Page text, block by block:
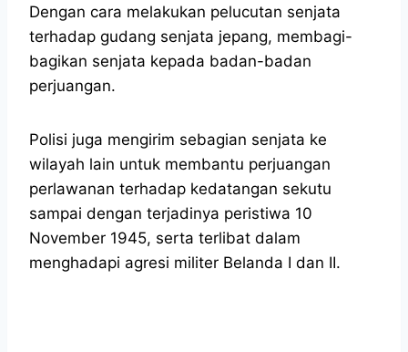
Dengan cara melakukan pelucutan senjata
terhadap gudang senjata jepang, membagi-
bagikan senjata kepada badan-badan
perjuangan.
Polisi juga mengirim sebagian senjata ke
wilayah lain untuk membantu perjuangan
perlawanan terhadap kedatangan sekutu
sampai dengan terjadinya peristiwa 10
November 1945, serta terlibat dalam
menghadapi agresi militer Belanda I dan II.